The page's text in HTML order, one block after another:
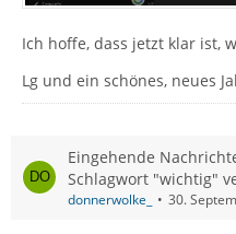
Ich hoffe, dass jetzt klar ist,
Lg und ein schönes, neues
Eingehende
Schlagwort "wichtig"
donnerwolke_ 30.